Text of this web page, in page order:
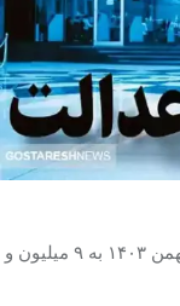
ارزش سهام عدالت ۵۳۲ هزار تومانی در تاریخ ۳ بهمن ۱۴۰۳ به ۹ میلیون و